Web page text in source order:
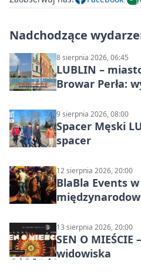
Nadchodzące
8 sierpnia 2026, 06:45
LUBLIN –
Browar Perła:
9 sierpnia 2026, 08:00
Spacer Męski
spacer
12 sierpnia 2026, 20:00
BlaBla Events
13 sierpnia 2026, 20:00
SEN O
widowiska